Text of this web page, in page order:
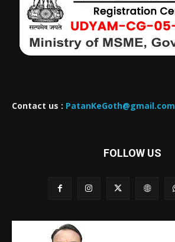
Contact us : PatanKeGoth@gmail.com
FOLLOW US